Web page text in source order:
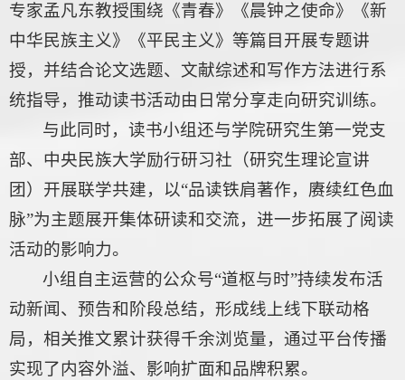
专家孟凡东教授围绕《青春》《晨钟之使命》《新
中华民族主义》《平民主义》等篇目开展专题讲
授，并结合论文选题、文献综述和写作方法进行系
统指导，推动读书活动由日常分享走向研究训练。
与此同时，读书小组还与学院研究生第一党支
部、中央民族大学励行研习社（研究生理论宣讲
团）开展联学共建，以“品读铁肩著作，赓续红色血
脉”为主题展开集体研读和交流，进一步拓展了阅读
活动的影响力。
小组自主运营的公众号“道枢与时”持续发布活
动新闻、预告和阶段总结，形成线上线下联动格
局，相关推文累计获得千余浏览量，通过平台传播
实现了内容外溢、影响扩面和品牌积累。